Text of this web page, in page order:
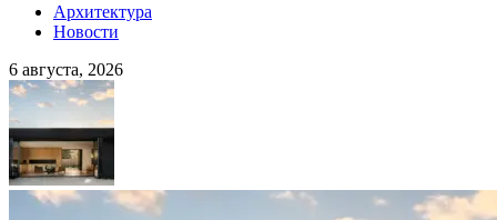
Архитектура
Новости
6 августа, 2026